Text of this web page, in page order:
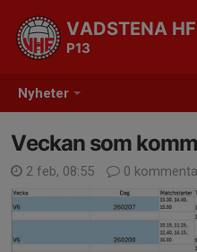
Nyheter
VADSTENA HF
P13
Veckan som
2 feb, 08:55 0